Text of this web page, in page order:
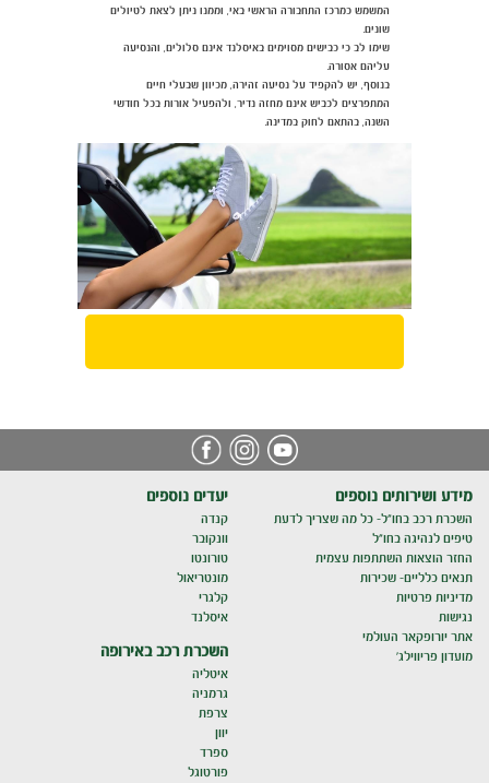
המשמש כמרכז התחבורה הראשי באי, וממנו ניתן לצאת לטיולים
שונים.
שימו לב כי כבישים מסוימים באיסלנד אינם סלולים, והנסיעה
עליהם אסורה.
בנוסף, יש להקפיד על נסיעה זהירה, מכיוון שבעלי חיים
המתפרצים לכביש אינם מחזה נדיר, ולהפעיל אורות בכל חודשי
השנה, בהתאם לחוק במדינה.
מידע ושירותים נוספים
השכרת רכב בחו"ל- כל מה שצריך לדעת
טיפים לנהיגה בחו"ל
החזר הוצאות השתתפות עצמית
תנאים כלליים- שכירות
מדיניות פרטיות
נגישות
אתר יורופקאר העולמי
מועדון פריווילג'
יעדים נוספים
קנדה
וונקובר
טורונטו
מונטריאול
קלגרי
איסלנד
השכרת רכב באירופה
איטליה
גרמניה
צרפת
יוון
ספרד
פורטוגל